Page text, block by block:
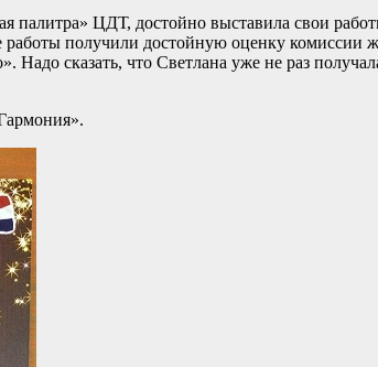
палитра» ЦДТ, достойно выставила свои
получили достойную оценку комиссии
Надо сказать, что Светлана уже не раз